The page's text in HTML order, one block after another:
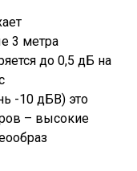
3 метра
до 0,5 дБ на
-10 дБВ) это
– высокие